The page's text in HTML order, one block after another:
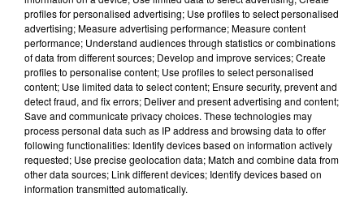
Tarif Gratuit
Lumière ! Au sortir de ce long hiver, et avec le printemps
enfin arrivé, un nouveau spectacle est annoncé le samedi 2
juin à 20h30 dans le cadre mangnifique de l'Ecurie des
Flots, au Neuweyerhof, à 10 minutes de Sarre-Union en
Alsace bossue. Souvenez-vous il y a 7 ans, Rachel Seené
profiles for personalised advertising; Use profiles to select personalised
advertising; Measure advertising performance; Measure content
performance; Understand audiences through statistics or combinations
of data from different sources; Develop and improve services; Create
profiles to personalise content; Use profiles to select personalised
content; Use limited data to select content; Ensure security, prevent and
detect fraud, and fix errors; Deliver and present advertising and content;
Save and communicate privacy choices. These technologies may
process personal data such as IP address and browsing data to offer
following functionalities: Identify devices based on information actively
requested; Use precise geolocation data; Match and combine data from
other data sources; Link different devices; Identify devices based on
information transmitted automatically.